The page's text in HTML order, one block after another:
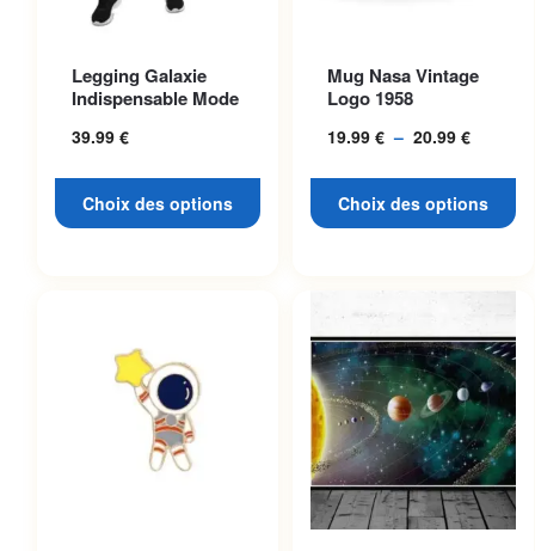
Legging Galaxie
Indispensable Mode
39.99 €
Choix des options
variations. Les options
peuvent être choisies sur la
page du produit
Mug Nasa Vintage
Logo 1958
19.99 € – 20.99 €
19.99 €
Choix des options
variations. Les options
peuvent être choisies sur la
page du produit